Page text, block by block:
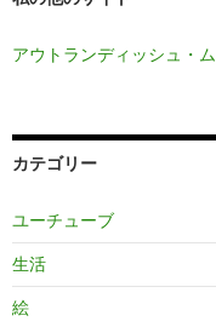
アウトランディッシュ・
カテゴリー
ユーチューブ
生活
絵